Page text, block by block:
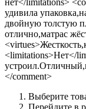
удивила
двойную толстую
отлично,матрас
<limitations>Нет</
</comment>
Выберите
Перейдите в